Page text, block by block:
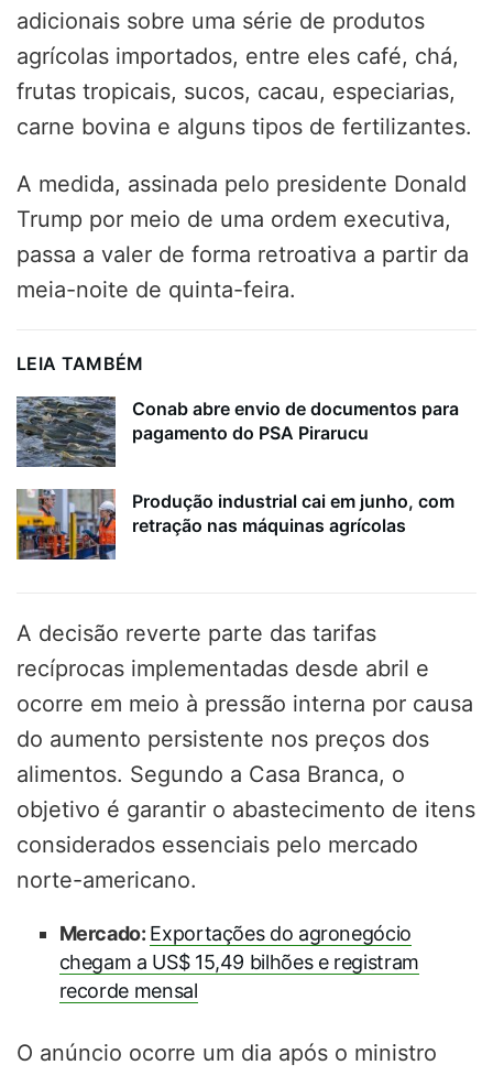
adicionais sobre uma série de produtos
agrícolas importados, entre eles café, chá,
frutas tropicais, sucos, cacau, especiarias,
carne bovina e alguns tipos de fertilizantes.
A medida, assinada pelo presidente Donald
Trump por meio de uma ordem executiva,
passa a valer de forma retroativa a partir da
meia-noite de quinta-feira.
LEIA TAMBÉM
Conab abre envio de documentos para
pagamento do PSA Pirarucu
Produção industrial cai em junho, com
retração nas máquinas agrícolas
A decisão reverte parte das tarifas
recíprocas implementadas desde abril e
ocorre em meio à pressão interna por causa
do aumento persistente nos preços dos
alimentos. Segundo a Casa Branca, o
objetivo é garantir o abastecimento de itens
considerados essenciais pelo mercado
norte-americano.
Mercado: Exportações do agronegócio
chegam a US$ 15,49 bilhões e registram
recorde mensal
O anúncio ocorre um dia após o ministro